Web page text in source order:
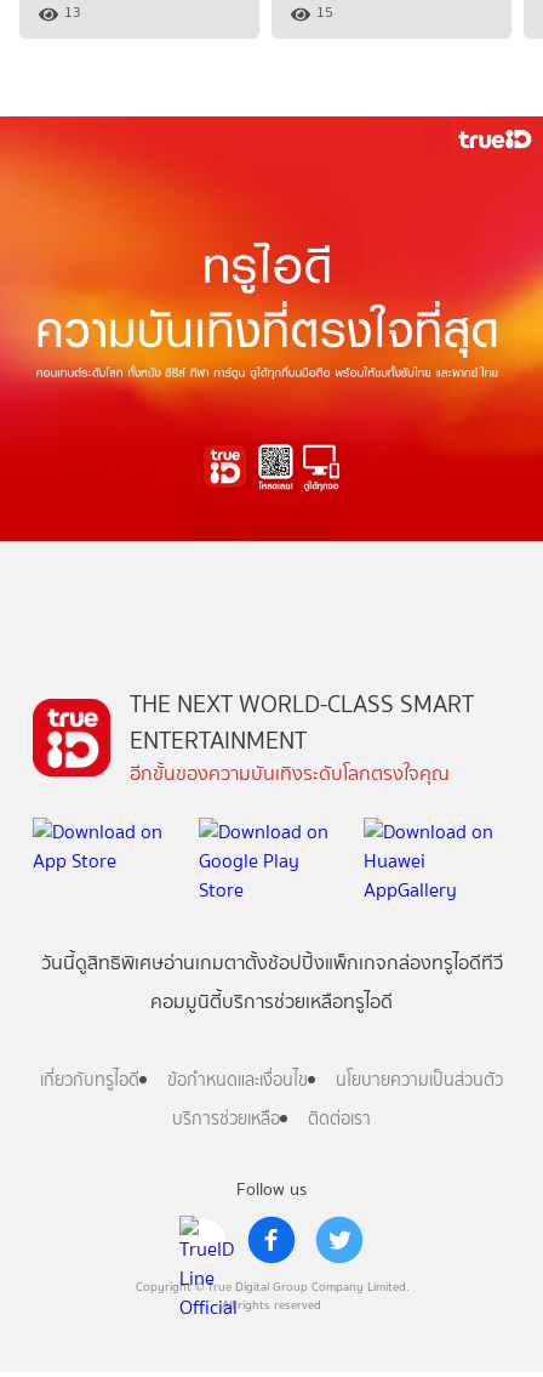
13 15
Follow us
Copyright © True Digital Group Company Limited.
All rights reserved
THE NEXT WORLD-CLASS SMART
ENTERTAINMENT
อีกขั้นของความบันเทิงระดับโลกตรงใจคุณ
วันนี้ดูสิทธิพิเศษอ่านเกมตาตั้งช้อปปิ้งแพ็กเกจกล่องทรูไอดีทีวี
คอมมูนิตี้บริการช่วยเหลือทรูไอดี
เกี่ยวกับทรูไอดี ข้อกำหนดและเงื่อนไข
นโยบายความเป็นส่วนตัว
บริการช่วยเหลือ
ติดต่อเรา